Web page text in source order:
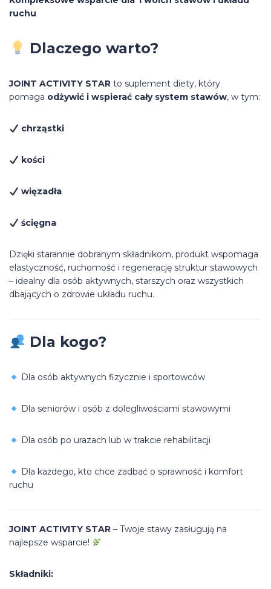
ruchu
Dlaczego warto?
JOINT ACTIVITY STAR to suplement diety, który
pomaga odżywić i wspierać cały system stawów, w tym:
chrząstki
kości
więzadła
ścięgna
Dzięki starannie dobranym składnikom, produkt wspomaga
elastyczność, ruchomość i regenerację struktur stawowych
– idealny dla osób aktywnych, starszych oraz wszystkich
dbających o zdrowie układu ruchu.
Dla kogo?
Dla osób aktywnych fizycznie i sportowców
Dla seniorów i osób z dolegliwościami stawowymi
Dla osób po urazach lub w trakcie rehabilitacji
Dla każdego, kto chce zadbać o sprawność i komfort
ruchu
JOINT ACTIVITY STAR – Twoje stawy zasługują na
najlepsze wsparcie!
Składniki: